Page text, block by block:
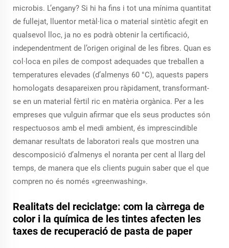
microbis. L’engany? Si hi ha fins i tot una mínima quantitat
de fullejat, lluentor metàl·lica o material sintètic afegit en
qualsevol lloc, ja no es podrà obtenir la certificació,
independentment de l’origen original de les fibres. Quan es
col·loca en piles de compost adequades que treballen a
temperatures elevades (d’almenys 60 °C), aquests papers
homologats desapareixen prou ràpidament, transformant-
se en un material fèrtil ric en matèria orgànica. Per a les
empreses que vulguin afirmar que els seus productes són
respectuosos amb el medi ambient, és imprescindible
demanar resultats de laboratori reals que mostren una
descomposició d’almenys el noranta per cent al llarg del
temps, de manera que els clients puguin saber que el que
compren no és només «greenwashing».
Realitats del reciclatge: com la càrrega de
color i la química de les tintes afecten les
taxes de recuperació de pasta de paper